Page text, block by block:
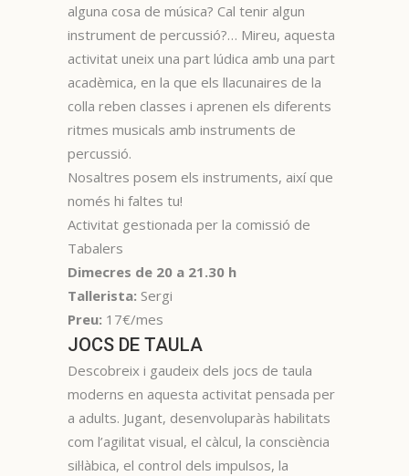
alguna cosa de música? Cal tenir algun
instrument de percussió?… Mireu, aquesta
activitat uneix una part lúdica amb una part
acadèmica, en la que els llacunaires de la
colla reben classes i aprenen els diferents
ritmes musicals amb instruments de
percussió.
Nosaltres posem els instruments, així que
només hi faltes tu!
Activitat gestionada per la comissió de
Tabalers
Dimecres de 20 a 21.30 h
Tallerista: Sergi
Preu: 17€/mes
JOCS DE TAULA
Descobreix i gaudeix dels jocs de taula
moderns en aquesta activitat pensada per
a adults. Jugant, desenvoluparàs habilitats
com l’agilitat visual, el càlcul, la consciència
sil·làbica, el control dels impulsos, la